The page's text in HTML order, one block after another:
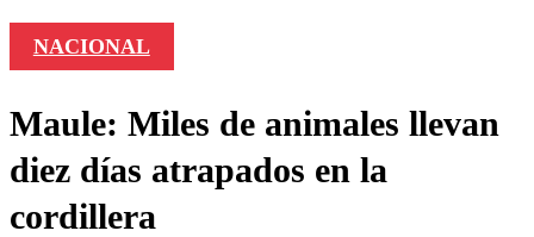
NACIONAL
Maule: Miles de animales llevan
diez días atrapados en la
cordillera